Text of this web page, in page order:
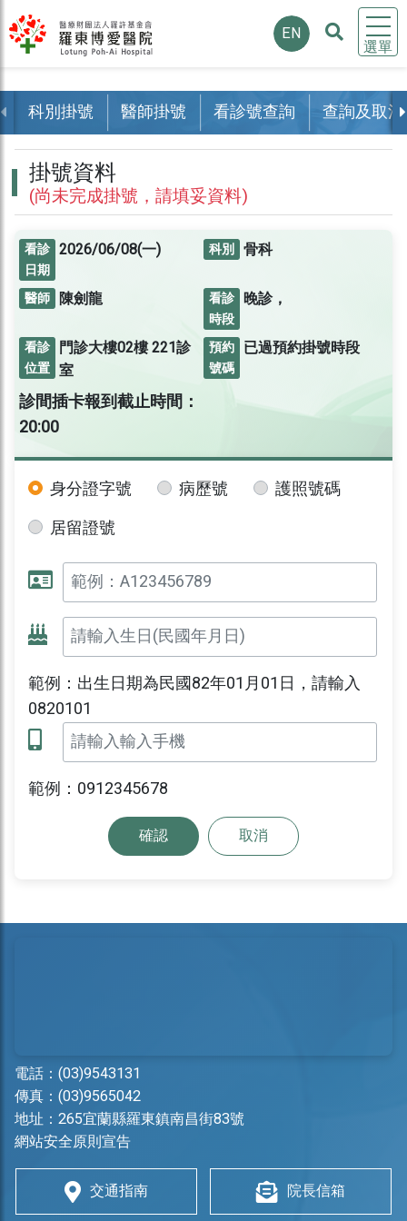
選單
EN
科別掛號 醫師掛號 看診號查詢 查詢及取消
掛號資料
(尚未完成掛號，請填妥資料)
看診
日期
2026/06/08(一) 科別 骨科
醫師 陳劍龍
看診
時段
晚診，
看診
位置
門診大樓02樓221診
室
預約
號碼
已過預約掛號時段
診間插卡報到截止時間：
20:00
身分證字號 病歷號
護照號碼
居留證號
範例：出生日期為民國82年01月01日，請輸入
0820101
範例：0912345678
確認 取消
電話： (03)9543131
傳真：(03)9565042
地址： 265宜蘭縣羅東鎮南昌街83號
網站安全原則宣告
交通指南 院長信箱